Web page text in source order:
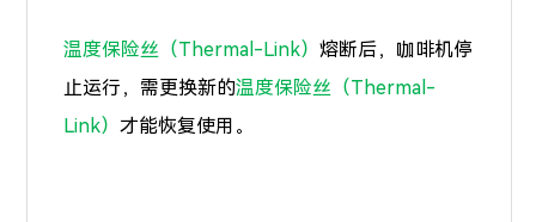
温度保险丝（Thermal-Link）熔断后，咖啡机停
止运行，需更换新的温度保险丝（Thermal-
Link）才能恢复使用。